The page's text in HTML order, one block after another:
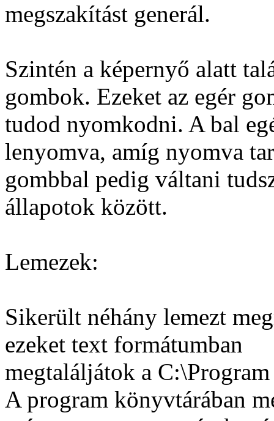
megszakítást generál.
Szintén a képernyő alatt
gombok. Ezeket az egér
tudod nyomkodni. A bal
lenyomva, amíg nyomva
gombbal pedig váltani
állapotok között.
Lemezek:
Sikerült néhány lemezt
ezeket text formátumban
megtaláljátok a
A program könyvtárában